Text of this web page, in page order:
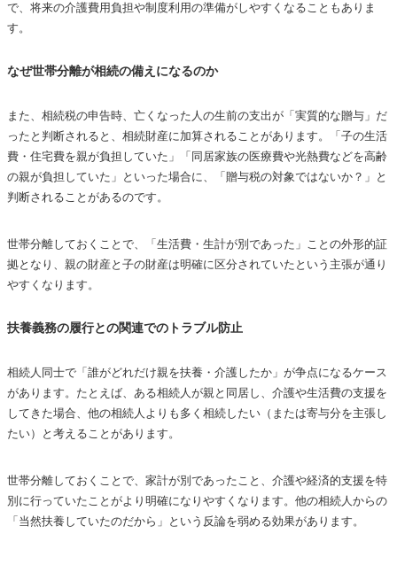
で、将来の介護費用負担や制度利用の準備がしやすくなることもありま
す。
なぜ世帯分離が相続の備えになるのか
また、相続税の申告時、亡くなった人の生前の支出が「実質的な贈与」だ
ったと判断されると、相続財産に加算されることがあります。「子の生活
費・住宅費を親が負担していた」「同居家族の医療費や光熱費などを高齢
の親が負担していた」といった場合に、「贈与税の対象ではないか？」と
判断されることがあるのです。
世帯分離しておくことで、「生活費・生計が別であった」ことの外形的証
拠となり、親の財産と子の財産は明確に区分されていたという主張が通り
やすくなります。
扶養義務の履行との関連でのトラブル防止
相続人同士で「誰がどれだけ親を扶養・介護したか」が争点になるケース
があります。たとえば、ある相続人が親と同居し、介護や生活費の支援を
してきた場合、他の相続人よりも多く相続したい（または寄与分を主張し
たい）と考えることがあります。
世帯分離しておくことで、家計が別であったこと、介護や経済的支援を特
別に行っていたことがより明確になりやすくなります。他の相続人からの
「当然扶養していたのだから」という反論を弱める効果があります。